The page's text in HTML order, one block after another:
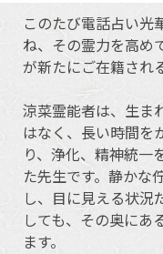
このたび電話占い光
ね、その霊力を高め
が新たにご在籍され
涼菜霊能者は、生ま
はなく、長い時間を
り、浄化、精神統一
た先生です。静かな
し、目に見える状況
しても、その奥にあ
ます。